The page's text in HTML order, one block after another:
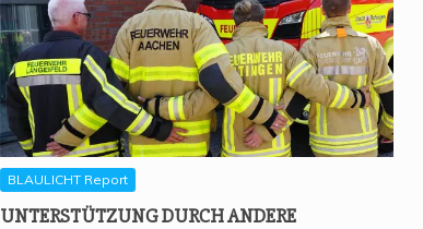
BLAULICHT Report
UNTER­STÜT­ZUNG DURCH ANDE­RE